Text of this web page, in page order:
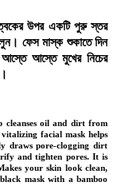
উপর একটি পুরু স্তর
ফেস মাস্ক শুকাতে দিন
আস্তে আস্তে মুখের নিচের
cleanses oil and dirt from
facial mask helps
draws pore-clogging dirt
and tighten pores. It is
your skin look clean,
mask with a bamboo